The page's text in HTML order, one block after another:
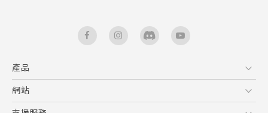
產品
5G
網站
HTC Dev